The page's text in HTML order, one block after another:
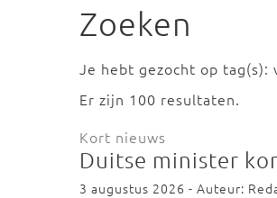
Zoeken
Je hebt gezocht op tag(s):
Er zijn 100 resultaten.
Kort nieuws
Duitse minister
3 augustus 2026 - Auteur: